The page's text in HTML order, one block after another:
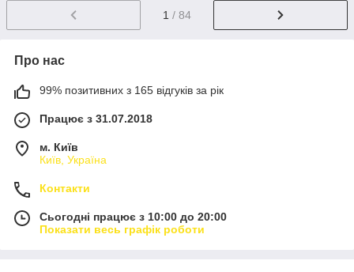
1 / 84
Про нас
99% позитивних з 165 відгуків за рік
Працює з 31.07.2018
м. Київ
Київ, Україна
Контакти
Сьогодні працює з 10:00 до 20:00
Показати весь графік роботи